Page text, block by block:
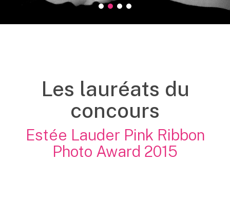
2015 Legrand Prix
2015 Leprix Accessit 1
2015 Leprix Accessit 2
2015 Leprix Public
Les lauréats du
concours
Estée Lauder Pink Ribbon
Photo Award 2015